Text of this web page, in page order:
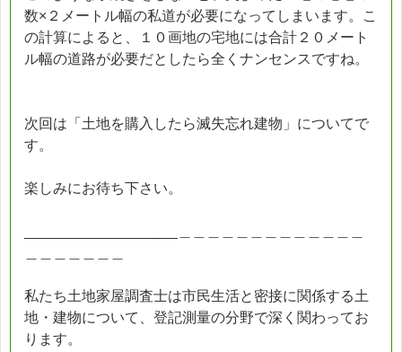
数×２メートル幅の私道が必要になってしまいます。こ
の計算によると、１０画地の宅地には合計２０メート
ル幅の道路が必要だとしたら全くナンセンスですね。
次回は「土地を購入したら滅失忘れ建物」についてで
す。
楽しみにお待ち下さい。
私たち土地家屋調査士は市民生活と密接に関係する土
地・建物について、登記測量の分野で深く関わってお
ります。